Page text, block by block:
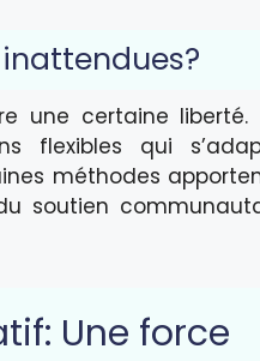
une certaine liberté.
flexibles qui
méthodes
soutien
Une force